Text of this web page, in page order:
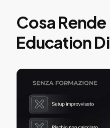
Cosa
Education